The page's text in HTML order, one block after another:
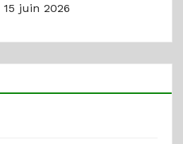
15 juin 2026